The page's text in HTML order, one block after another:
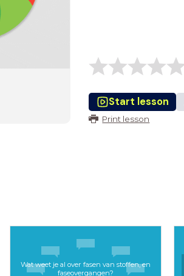
Start lesson
Print lesson
Wat weet je al over fasen van stoffen, en
faseovergangen?